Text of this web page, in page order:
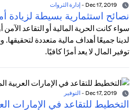
- إدارة الثروات
نصائح استثمارية بسيطة لزيادة
سواء كانت الحرية المالية أو التقاعد الآمن
لدينا جميعًا أهداف مالية متعددة لتحقيقها.
توفير المال لا يعد أمرًا كافيًا.
- التوفير
التخطيط للتقاعد في الإمارات